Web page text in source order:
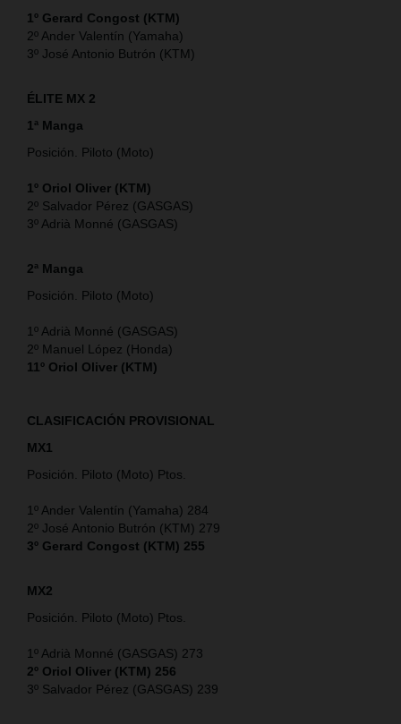
1º Gerard Congost (KTM)
2º Ander Valentín (Yamaha)
3º José Antonio Butrón (KTM)
ÉLITE MX 2
1ª Manga
Posición. Piloto (Moto)
1º Oriol Oliver (KTM)
2º Salvador Pérez (GASGAS)
3º Adrià Monné (GASGAS)
2ª Manga
Posición. Piloto (Moto)
1º Adrià Monné (GASGAS)
2º Manuel López (Honda)
11º Oriol Oliver (KTM)
CLASIFICACIÓN PROVISIONAL
MX1
Posición. Piloto (Moto) Ptos.
1º Ander Valentín (Yamaha) 284
2º José Antonio Butrón (KTM) 279
3º Gerard Congost (KTM) 255
MX2
Posición. Piloto (Moto) Ptos.
1º Adrià Monné (GASGAS) 273
2º Oriol Oliver (KTM) 256
3º Salvador Pérez (GASGAS) 239